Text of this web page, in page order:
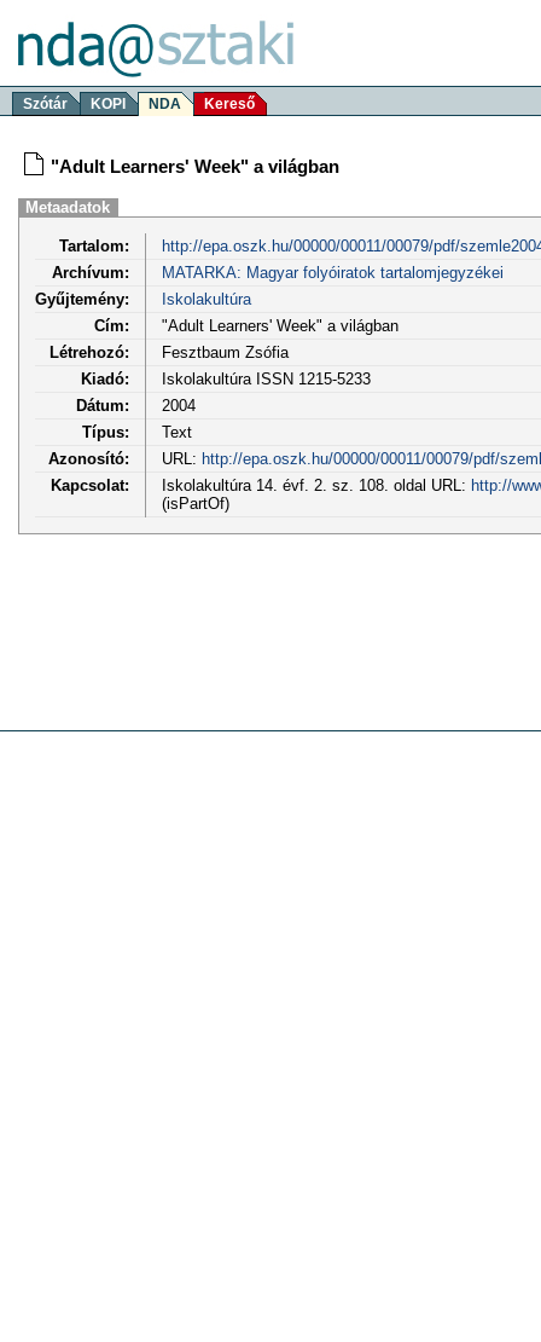
Szótár KOPI NDA Kereső
"Adult Learners' Week" a világban
Metaadatok
Tartalom:
http://epa.oszk.hu/00000/00011/00079/pdf/
Archívum:
MATARKA: Magyar folyóiratok tartalomjegyzékei
Gyűjtemény:
Iskolakultúra
Cím:
"Adult Learners' Week" a világban
Létrehozó:
Fesztbaum Zsófia
Kiadó:
Iskolakultúra ISSN 1215-5233
Dátum:
2004
Típus:
Text
Azonosító:
URL: http://epa.oszk.hu/00000/00011/00079/pdf/
Kapcsolat:
Iskolakultúra 14. évf. 2. sz. 108. oldal URL: http://
(isPartOf)